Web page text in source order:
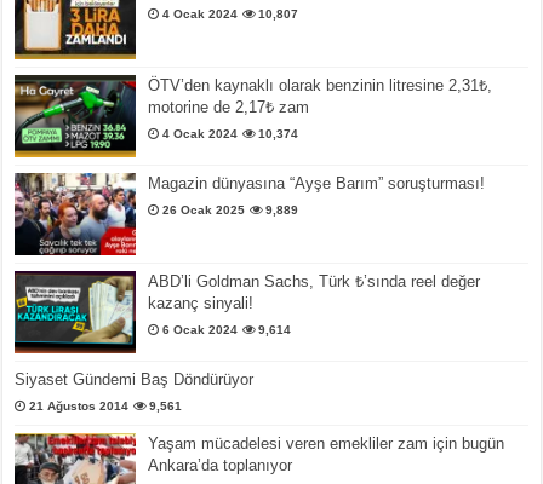
4 Ocak 2024 10,807
ÖTV’den kaynaklı olarak benzinin litresine 2,31₺,
motorine de 2,17₺ zam
4 Ocak 2024 10,374
Magazin dünyasına “Ayşe Barım” soruşturması!
26 Ocak 2025 9,889
ABD’li Goldman Sachs, Türk ₺’sında reel değer
kazanç sinyali!
6 Ocak 2024 9,614
Siyaset Gündemi Baş Döndürüyor
21 Ağustos 2014 9,561
Yaşam mücadelesi veren emekliler zam için bugün
Ankara’da toplanıyor